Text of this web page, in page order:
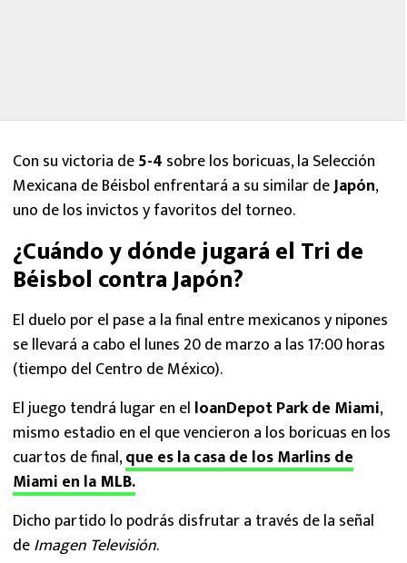
Con su victoria de5-4 sobre los boricuas, la Selección
Mexicana de Béisbol enfrentará a su similar deJapón,
uno de los invictos y favoritos del torneo.
¿Cuándo y dónde jugará el Tri de
Béisbol contra Japón?
El duelo por el pase a la final entre mexicanos y nipones
se llevará a cabo el lunes 20 de marzo a las 17:00 horas
(tiempo del Centro de México).
El juego tendrá lugar en el loanDepot Park de Miami,
mismo estadio en el que vencieron a los boricuas en los
cuartos de final,que es la casa de los Marlins de
Miami en la MLB.
Dicho partido lo podrás disfrutar a través de la señal
deImagen Televisión.